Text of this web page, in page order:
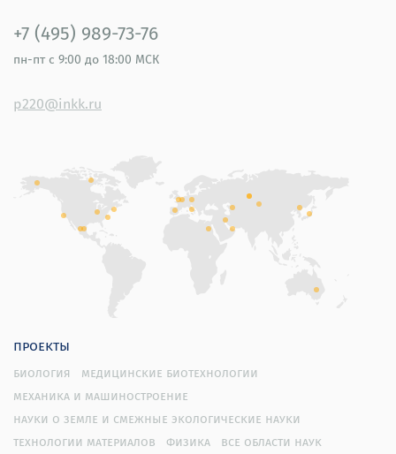
+7 (495) 989-73-76
пн-пт с 9:00 до 18:00 МСК
p220@inkk.ru
проекты
биология
медицинские биотехнологии
механика и машиностроение
науки о земле и смежные экологические науки
технологии материалов
физика все области наук